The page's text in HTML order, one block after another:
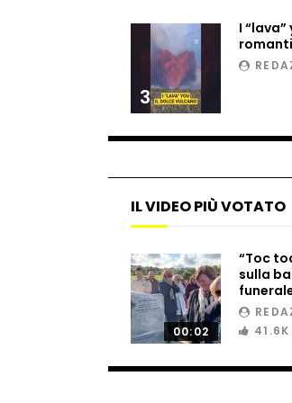
3
I
IL VIDEO PIÙ VOTATO
00:02
“Toc
sulla
41.6K